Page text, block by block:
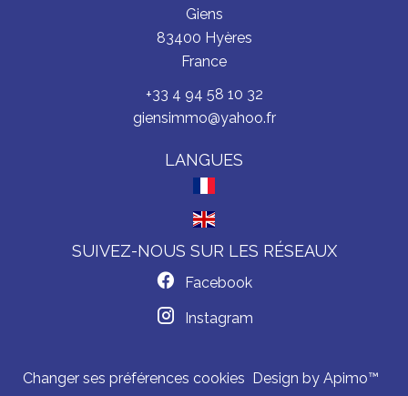
Giens
83400 Hyères
France
+33 4 94 58 10 32
giensimmo@yahoo.fr
LANGUES
SUIVEZ-NOUS SUR LES RÉSEAUX
Facebook
Instagram
Changer ses préférences cookies Design by Apimo™